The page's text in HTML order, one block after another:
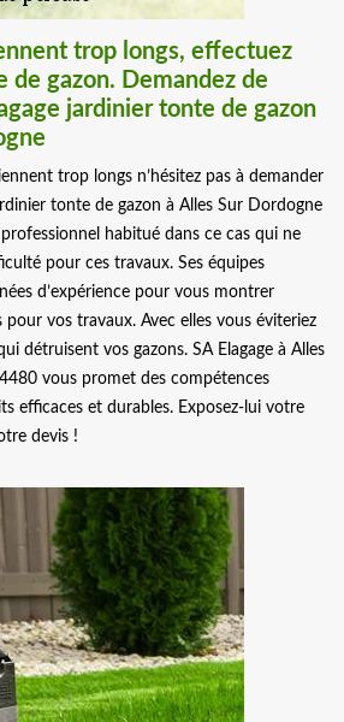
trop longs, effectuez
de gazon. Demandez de
jardinier tonte de gazon
trop longs n’hésitez pas à demander
tonte de gazon à Alles Sur Dordogne
habitué dans ce cas qui ne
pour ces travaux. Ses équipes
d’expérience pour vous montrer
pour vos travaux. Avec elles vous éviteriez
détruisent vos gazons. SA Elagage à Alles
vous promet des compétences
efficaces et durables. Exposez-lui votre
devis !